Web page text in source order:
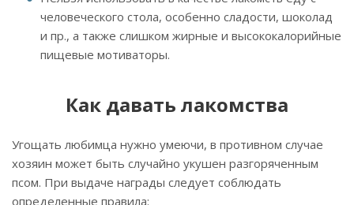
человеческого стола, особенно сладости, шоколад
и пр., а также слишком жирные и высококалорийные
пищевые мотиваторы.
Как давать лакомства
Угощать любимца нужно умеючи, в противном случае
хозяин может быть случайно укушен разгоряченным
псом. При выдаче награды следует соблюдать
определенные правила: